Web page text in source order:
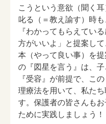
こうという意欲（聞く
叱る（＝教え諭す）時も
『わかってもらえてい
方がいいよ」と提案し
本（やって良い事）を
の『図星を言う』は、
『受容』が前提で、こ
理療法を用いて、私た
す。保護者の皆さんも
ために実践しましょう！